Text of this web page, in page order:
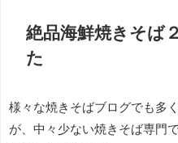
絶品海鮮焼きそば
た
様々な焼きそばブログでも多
が、中々少ない焼きそば専門